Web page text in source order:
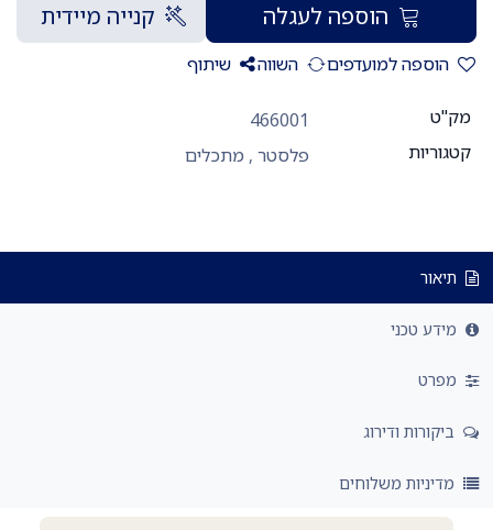
הוספה לעגלה קנייה מיידית
הוספה למועדפים השווה שיתוף
מק"ט
466001
קטגוריות
פלסטר, מתכלים
תיאור
מידע טכני
מפרט
ביקורות ודירוג
מדיניות משלוחים